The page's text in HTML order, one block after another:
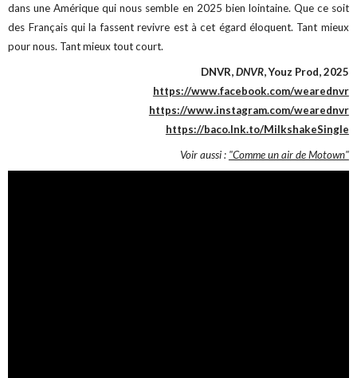
dans une Amérique qui nous semble en 2025 bien lointaine. Que ce soit
des Français qui la fassent revivre est à cet égard éloquent. Tant mieux
pour nous. Tant mieux tout court.
DNVR,DNVR, Youz Prod, 2025
https://www.facebook.com/wearednvr
https://www.instagram.com/wearednvr
https://baco.lnk.to/MilkshakeSingle
Voir aussi : "Comme un air de Motown"